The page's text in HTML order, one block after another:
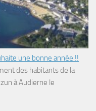
une bonne année !!
des habitants de la
à Audierne le